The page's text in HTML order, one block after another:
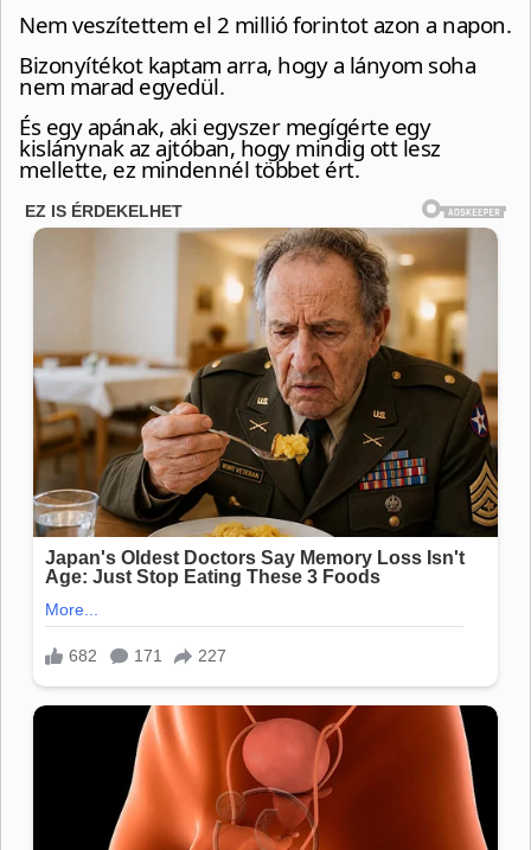
Nem veszítettem el 2 millió forintot azon a napon.
Bizonyítékot kaptam arra, hogy a lányom soha
nem marad egyedül.
És egy apának, aki egyszer megígérte egy
kislánynak az ajtóban, hogy mindig ott lesz
mellette, ez mindennél többet ért.